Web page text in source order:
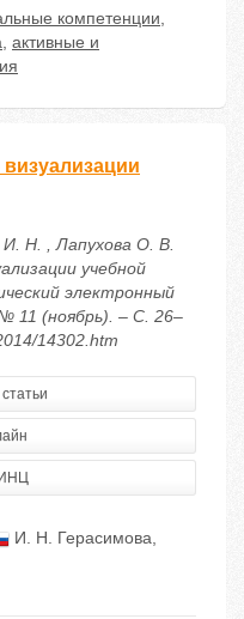
компетенции,
, активные и
Н. , Лапухова О. В.
учебной
электронный
11 (ноябрь). – С. 26–
14302.htm
И. Н. Герасимова,